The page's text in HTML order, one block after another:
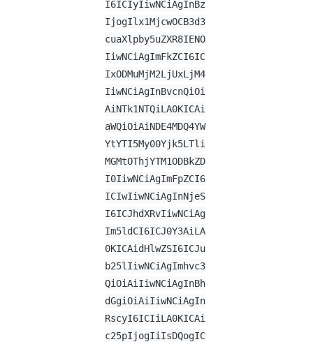
I6ICIyIiwNCiAgInBz
IjogIlx1MjcwOCB3d3
cuaXlpby5uZXR8IENO
IiwNCiAgImFkZCI6IC
IxODMuMjM2LjUxLjM4
IiwNCiAgInBvcnQiOi
AiNTk1NTQiLA0KICAi
aWQiOiAiNDE4MDQ4YW
YtYTI5My00Yjk5LTli
MGMtOThjYTM1ODBkZD
I0IiwNCiAgImFpZCI6
ICIwIiwNCiAgInNjeS
I6ICJhdXRvIiwNCiAg
Im5ldCI6ICJ0Y3AiLA
0KICAidHlwZSI6ICJu
b25lIiwNCiAgImhvc3
QiOiAiIiwNCiAgInBh
dGgiOiAiIiwNCiAgIn
RscyI6ICIiLA0KICAi
c25pIjogIiIsDQogIC